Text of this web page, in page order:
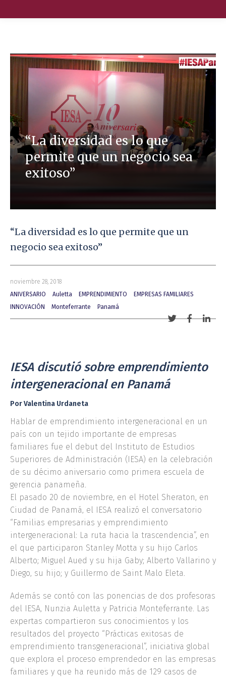
Nuestra Escuela
Educación Ejecutiva
Soluciones Empresariales
International Faculty
“La diversidad es lo que
permite que un negocio sea
exitoso”
“La diversidad es lo que permite que un
negocio sea exitoso”
noviembre 28, 2018
ANIVERSARIO
Auletta EMPRENDIMIENTO
EMPRESAS FAMILIARES
INNOVACIÓN
Monteferrante Panamá
Compartir
IESA discutió sobre emprendimiento
intergeneracional en Panamá
Por Valentina Urdaneta
Hablar de emprendimiento intergeneracional en un
país con un tejido importante de empresas
familiares fue el debut del Instituto de Estudios
Superiores de Administración (IESA) en la celebración
de su décimo aniversario como primera escuela de
gerencia panameña.
El pasado 20 de noviembre, en el Hotel Sheraton, en
Ciudad de Panamá, el IESA realizó el conversatorio
“Familias empresarias y emprendimiento
intergeneracional: La ruta hacia la trascendencia”, en
el que participaron Stanley Motta y su hijo Carlos
Alberto; Miguel Aued y su hija Gaby; Alberto Vallarino y
Diego, su hijo; y Guillermo de Saint Malo Eleta.
Además se contó con las ponencias de dos profesoras
del IESA, Nunzia Auletta y Patricia Monteferrante. Las
expertas compartieron sus conocimientos y los
resultados del proyecto “Prácticas exitosas de
emprendimiento transgeneracional”, iniciativa global
que explora el proceso emprendedor en las empresas
familiares y que ha reunido más de 129 casos de